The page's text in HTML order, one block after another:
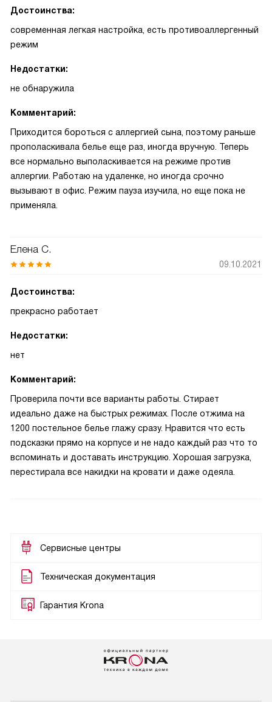
Достоинства:
современная легкая настройка, есть противоаллергенный
режим
Недостатки:
не обнаружила
Комментарий:
Приходится бороться с аллергией сына, поэтому раньше
прополаскивала белье еще раз, иногда вручную. Теперь
все нормально выполаскивается на режиме против
аллергии. Работаю на удаленке, но иногда срочно
вызывают в офис. Режим пауза изучила, но еще пока не
применяла.
Елена С.
09.10.2021
Достоинства:
прекрасно работает
Недостатки:
нет
Комментарий:
Проверила почти все варианты работы. Стирает
идеально даже на быстрых режимах. После отжима на
1200 постельное белье глажу сразу. Нравится что есть
подсказки прямо на корпусе и не надо каждый раз что то
вспоминать и доставать инструкцию. Хорошая загрузка,
перестирала все накидки на кровати и даже одеяла.
Сервисные центры
Техническая документация
Гарантия Krona